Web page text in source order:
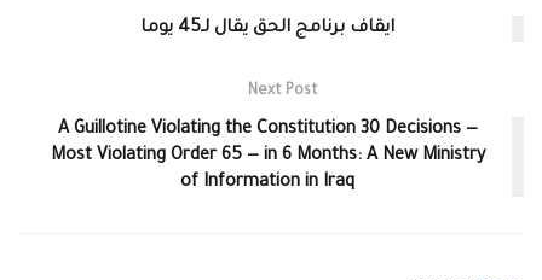
ايقاف برنامج الحق يقال لـ45 يوما
Next Post
A Guillotine Violating the Constitution 30 Decisions —
Most Violating Order 65 — in 6 Months: A New Ministry
of Information in Iraq